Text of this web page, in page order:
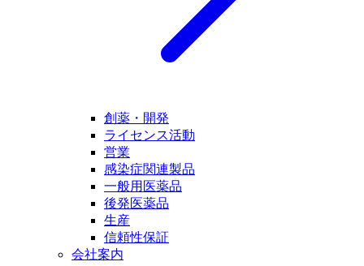
創薬・開発
ライセンス活動
営業
感染症関連製品
一般用医薬品
後発医薬品
生産
信頼性保証
会社案内